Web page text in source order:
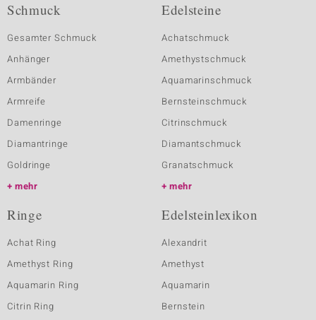
Schmuck
Gesamter Schmuck
Anhänger
Armbänder
Armreife
Damenringe
Diamantringe
Goldringe
mehr
Edelsteine
Achatschmuck
Amethystschmuck
Aquamarinschmuck
Bernsteinschmuck
Citrinschmuck
Diamantschmuck
Granatschmuck
mehr
Ringe
Achat Ring
Amethyst Ring
Aquamarin Ring
Citrin Ring
Edelsteinlexikon
Alexandrit
Amethyst
Aquamarin
Bernstein